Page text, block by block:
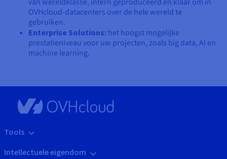
OVHcloud-datacenters over de hele wereld te
gebruiken.
Enterprise Solutions: het hoogst mogelijke
prestatieniveau voor uw projecten, zoals big data, AI en
machine learning.
Tools
Intellectuele eigendom